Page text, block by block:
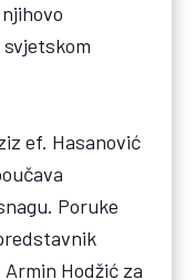
ef. Hasanović
Poruke
Hodžić za